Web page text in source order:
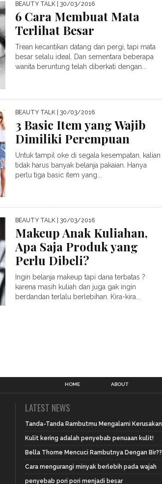
BEAUTY TALK | 30/03/2016
6 Cara Membuat Mata
Terlihat Besar
Trean kecantikan datang dan pergi, tapi mata
besar selalu ideal. Dan sementara beberapa
wanita beruntung telah diberkati dengan...
BEAUTY TALK | 30/03/2016
3 Basic Item yang Wajib
Dimiliki Perempuan
Untuk tampil oke di segala kesempatan, kalian
tidak harus banyak belanja pakaian. Hanya
perlu tiga basic item yang...
BEAUTY TALK | 30/03/2016
Makeup Anak Kuliahan,
Apa Saja Produk yang
Perlu Dibeli?
Ingin belanja makeup tapi dana terbatas ?
karena masih kuliah dan juga gak ingin
berdandan terlalu berlebihan. Kira-kira...
HOME ABOUT
LATEST NEWS
Tanda-Tanda Rambutmu Mengalami Kerusakan
Kulit kering adalah penyebab penuaan kulit!
Bella Thorne Mencuci Rambutnya Dengan Bir??
Cara mengurangi minyak berlebih pada wajah
penyebab pori pori menjadi besar